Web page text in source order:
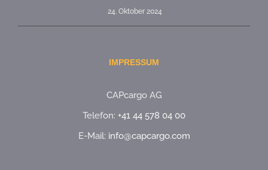
24. Oktober 2024
IMPRESSUM
CAPcargo AG
Telefon: +41 44 578 04 00
E-Mail: info@capcargo.com